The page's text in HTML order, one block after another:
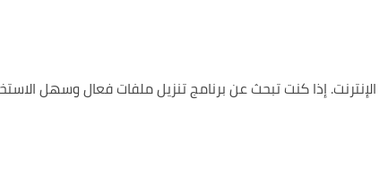
إذا كنت تبحث عن برنامج تنزيل ملفات فعال وسهل